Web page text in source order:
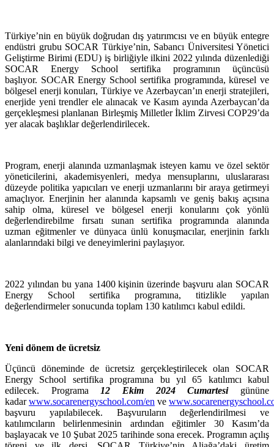
Türkiye’nin en büyük doğrudan dış yatırımcısı ve en büyük entegre
endüstri grubu SOCAR Türkiye’nin, Sabancı Üniversitesi Yönetici
Geliştirme Birimi (EDU) iş birliğiyle ilkini 2022 yılında düzenlediği
SOCAR Energy School sertifika programının üçüncüsü
başlıyor. SOCAR Energy School sertifika programında, küresel ve
bölgesel enerji konuları, Türkiye ve Azerbaycan’ın enerji stratejileri,
enerjide yeni trendler ele alınacak ve Kasım ayında Azerbaycan’da
gerçekleşmesi planlanan Birleşmiş Milletler İklim Zirvesi COP29’da
yer alacak başlıklar değerlendirilecek.
Program, enerji alanında uzmanlaşmak isteyen kamu ve özel sektör
yöneticilerini, akademisyenleri, medya mensuplarını, uluslararası
düzeyde politika yapıcıları ve enerji uzmanlarını bir araya getirmeyi
amaçlıyor. Enerjinin her alanında kapsamlı ve geniş bakış açısına
sahip olma, küresel ve bölgesel enerji konularını çok yönlü
değerlendirebilme fırsatı sunan sertifika programında alanında
uzman eğitmenler ve dünyaca ünlü konuşmacılar, enerjinin farklı
alanlarındaki bilgi ve deneyimlerini paylaşıyor.
2022 yılından bu yana 1400 kişinin üzerinde başvuru alan SOCAR
Energy School sertifika programına, titizlikle yapılan
değerlendirmeler sonucunda toplam 130 katılımcı kabul edildi.
Yeni dönem de ücretsiz
Üçüncü döneminde de ücretsiz gerçekleştirilecek olan SOCAR
Energy School sertifika programına bu yıl 65 katılımcı kabul
edilecek. Programa 12 Ekim 2024 Cumartesigününe
kadarwww.socarenergyschool.com/en ve
başvuru yapılabilecek. Başvuruların değerlendirilmesi ve
katılımcıların belirlenmesinin ardından eğitimler 30 Kasım’da
başlayacak ve 10 Şubat 2025 tarihinde sona erecek. Programın açılış